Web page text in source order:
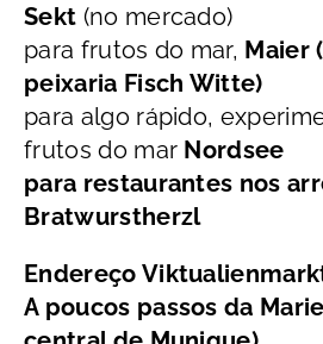
Sekt (no mercado)
para frutos do mar, Maier
peixaria Fisch Witte)
para algo rápido,
frutos do mar Nordsee
para restaurantes nos
Bratwurstherzl
Endereço
A poucos passos da